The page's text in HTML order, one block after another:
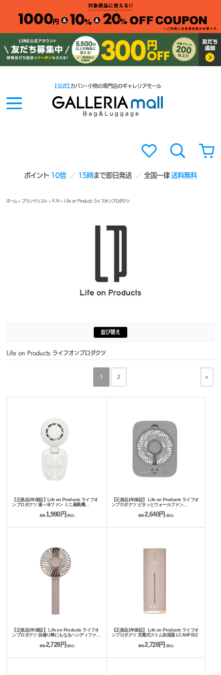
ポイント 10倍 15時まで即日発送 全国一律送料無料
【公式】 カバン・小物の専門店のギャレリアモール
ホーム >ブランドリスト > K-N > Life on Products ライフオンプロダクツ
並び替え
Life on Products ライフオンプロダクツ
>
1 2
【正規品1年保証】Life on Products ライフオ
ンプロダクツ 湯～冷ファン ミニ扇風機
価格 1,980円 (税込)
【正規品1年保証】 Life on Products ライフオ
ンプロダクツ ピタッとウォールファン
価格2,640円 (税込)
【正規品1年保証】 Life on Products ライフオ
ンプロダクツ 自撮り棒にもなるハンディファン
価格 2,728円(税込)
【正規品1年保証】 Life on Products ライフオ
ンプロダクツ 充電式スリム加湿器 LCAHF012
価格2,728円 (税込)